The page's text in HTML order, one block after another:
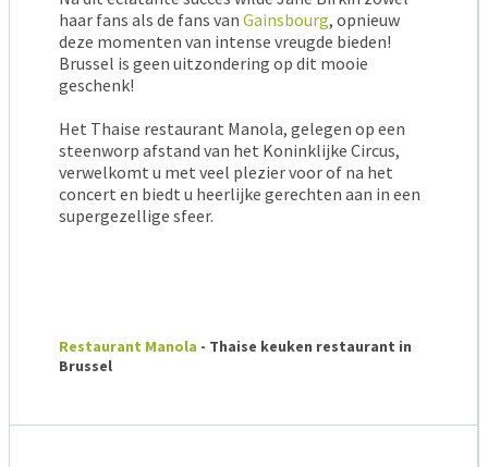
haar fans als de fans van Gainsbourg, opnieuw
deze momenten van intense vreugde bieden!
Brussel is geen uitzondering op dit mooie
geschenk!
Het Thaise restaurant Manola, gelegen op een
steenworp afstand van het Koninklijke Circus,
verwelkomt u met veel plezier voor of na het
concert en biedt u heerlijke gerechten aan in een
supergezellige sfeer.
Restaurant Manola - Thaise keuken restaurant in
Brussel